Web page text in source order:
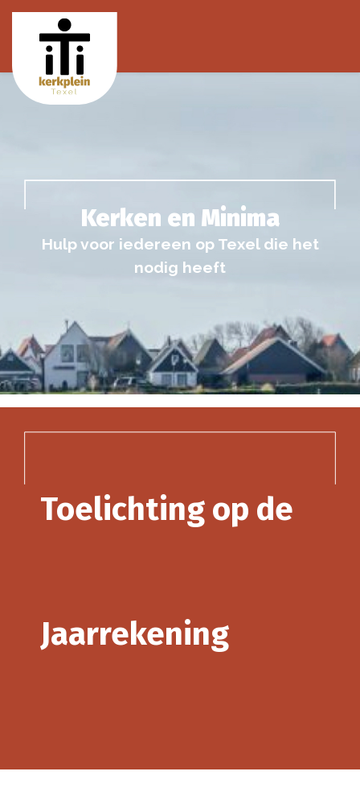
Kerken en Minima
Hulp voor iedereen op Texel die het
nodig heeft
Toelichting op de
Jaarrekening